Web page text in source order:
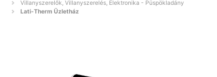
Villanyszerelők, Villanyszerelés, Elektronika - Püspökladány
Lati-Therm Üzletház